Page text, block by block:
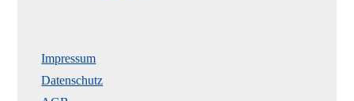
Impressum
Datenschutz